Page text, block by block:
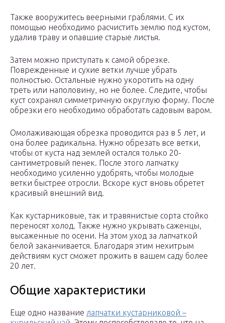
Также вооружитесь веерными граблями. С их
помощью необходимо расчистить землю под кустом,
удалив траву и опавшие старые листья.
Затем можно приступать к самой обрезке.
Поврежденные и сухие ветки лучше убрать
полностью. Остальные нужно укоротить на одну
треть или наполовину, но не более. Следите, чтобы
куст сохранял симметричную округлую форму. После
обрезки его необходимо обработать садовым варом.
Омолаживающая обрезка проводится раз в 5 лет, и
она более радикальна. Нужно обрезать все ветки,
чтобы от куста над землей остался только 20-
сантиметровый пенек. После этого лапчатку
необходимо усиленно удобрять, чтобы молодые
ветки быстрее отросли. Вскоре куст вновь обретет
красивый внешний вид.
Как кустарниковые, так и травянистые сорта стойко
переносят холод. Также нужно укрывать саженцы,
высаженные по осени. На этом уход за лапчаткой
белой заканчивается. Благодаря этим нехитрым
действиям куст сможет прожить в вашем саду более
20 лет.
Общие характеристики
Еще одно название лапчатки кустарниковой –